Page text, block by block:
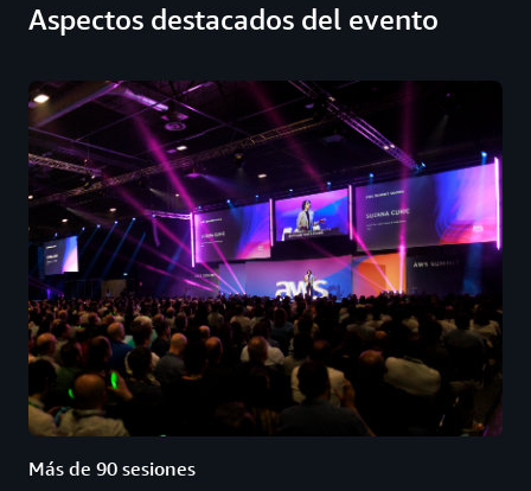
Aspectos destacados del evento
Más de 90 sesiones